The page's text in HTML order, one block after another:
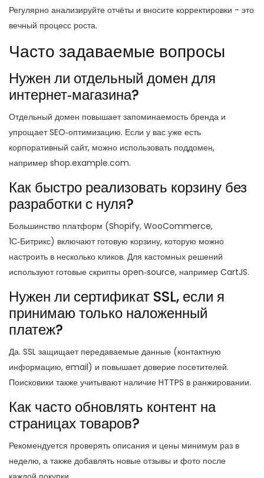
Регулярно анализируйте отчёты и вносите корректировки - это
вечный процесс роста.
Часто задаваемые вопросы
Нужен ли отдельный домен для
интернет‑магазина?
Отдельный домен повышает запоминаемость бренда и
упрощает SEO‑оптимизацию. Если у вас уже есть
корпоративный сайт, можно использовать поддомен,
например shop.example.com.
Как быстро реализовать корзину без
разработки с нуля?
Большинство платформ (Shopify, WooCommerce,
1С‑Битрикс) включают готовую корзину, которую можно
настроить в несколько кликов. Для кастомных решений
используют готовые скрипты open‑source, например CartJS.
Нужен ли сертификат SSL, если я
принимаю только наложенный
платеж?
Да. SSL защищает передаваемые данные (контактную
информацию, email) и повышает доверие посетителей.
Поисковики также учитывают наличие HTTPS в ранжировании.
Как часто обновлять контент на
страницах товаров?
Рекомендуется проверять описания и цены минимум раз в
неделю, а также добавлять новые отзывы и фото после